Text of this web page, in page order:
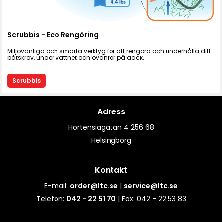
Scrubbis - Eco Rengöring
Miljövänliga och smarta verktyg för att rengöra och underhålla ditt
båtskrov, under vattnet och ovanför på däck.
Scrubbis
Adress
Hortensiagatan 4 256 68
Helsingborg
Kontakt
E-mail: order@ltc.se | service@ltc.se
Telefon: 042 - 22 51 70 | Fax: 042 - 22 53 83